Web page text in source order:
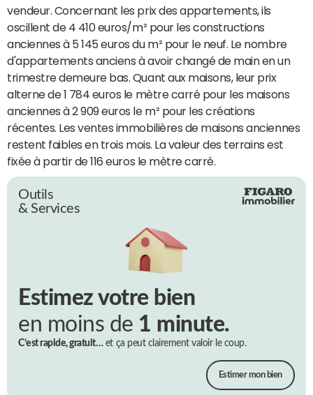
vendeur. Concernant les prix des appartements, ils
oscillent de 4 410 euros/m² pour les constructions
anciennes à 5 145 euros du m² pour le neuf. Le nombre
d'appartements anciens à avoir changé de main en un
trimestre demeure bas. Quant aux maisons, leur prix
alterne de 1 784 euros le mètre carré pour les maisons
anciennes à 2 909 euros le m² pour les créations
récentes. Les ventes immobilières de maisons anciennes
restent faibles en trois mois. La valeur des terrains est
fixée à partir de 116 euros le mètre carré.
Outils
& Services
Estimez votre bien
en moins de 1 minute.
C’est rapide, gratuit…et ça peut clairement valoir le coup.
Estimer mon bien